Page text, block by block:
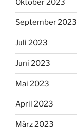
Oktober 2023
September 2023
Juli 2023
Juni 2023
Mai 2023
April 2023
März 2023